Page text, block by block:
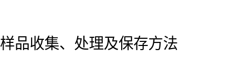
样品收集、处理及保存方法